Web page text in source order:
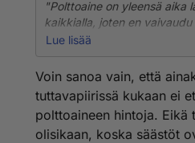
Kun laitan pesukoneen
ohjelma on päättynyt niin
"Polttoaine on yleensä aika
kaikkialla, joten en
hintoja. Ja näin tekee
Laitatko sitten faktat mihin
tämä väitteesi perustuu, ja
mielestäsi pikkuruinen
Lue lisää
Voin sanoa vain, että
tuttavapiirissä kukaan ei
polttoaineen hintoja. Eikä
olisikaan, koska säästöt